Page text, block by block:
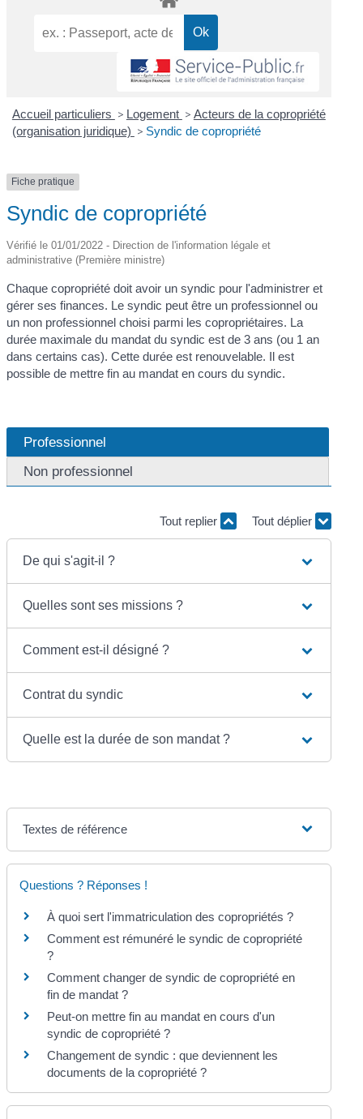
Accueil particuliers > Logement > Acteurs de la copropriété
(organisation juridique) > Syndic de copropriété
Fiche pratique
Syndic de copropriété
Vérifié le 01/01/2022 - Direction de l'information légale et
administrative (Première ministre)
Chaque copropriété doit avoir un syndic pour l'administrer et
gérer ses finances. Le syndic peut être un professionnel ou
un non professionnel choisi parmi les copropriétaires. La
durée maximale du mandat du syndic est de 3 ans (ou 1 an
dans certains cas). Cette durée est renouvelable. Il est
possible de mettre fin au mandat en cours du syndic.
Professionnel
Non professionnel
Tout replier Tout déplier
De qui s'agit-il ?
Quelles sont ses missions ?
Comment est-il désigné ?
Contrat du syndic
Quelle est la durée de son mandat ?
Textes de référence
Questions ? Réponses !
À quoi sert l'immatriculation des copropriétés ?
Comment est rémunéré le syndic de copropriété
?
Comment changer de syndic de copropriété en
fin de mandat ?
Peut-on mettre fin au mandat en cours d'un
syndic de copropriété ?
Changement de syndic : que deviennent les
documents de la copropriété ?